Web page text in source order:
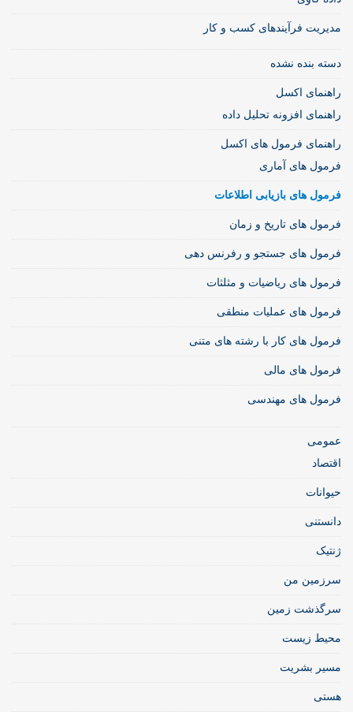
مدیریت فرآیندهای کسب و کار
دسته بنده نشده
راهنمای اکسل
راهنمای افزونه تحلیل داده
راهنمای فرمول های اکسل
فرمول های آماری
فرمول های بازیابی اطلاعات
فرمول های تاریخ و زمان
فرمول های جستجو و رفرنس دهی
فرمول های ریاضیات و مثلثات
فرمول های عملیات منطقی
فرمول های کار با رشته های متنی
فرمول های مالی
فرمول های مهندسی
عمومی
اقتصاد
حیوانات
دانستنی
ژنتیک
سرزمین من
سرگذشت زمین
محیط زیست
مسیر بشریت
هستی